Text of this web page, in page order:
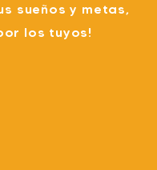
sueños y metas,
los tuyos!